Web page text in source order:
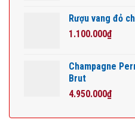
Rượu vang đỏ
1.100.000₫
Champagne
Brut
4.950.000₫